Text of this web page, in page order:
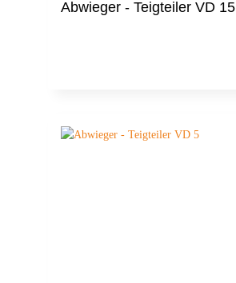
Abwieger - Teigteiler VD 15